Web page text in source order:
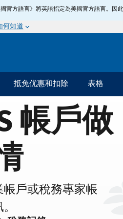
官方語言》將英語指定為美國官方語言。因
何知道
抵免优惠和扣除 表格
帳戶做
戶或稅務專家帳